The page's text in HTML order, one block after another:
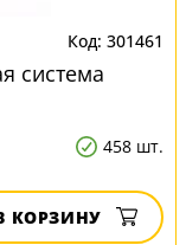
301461
система
458 шт.
КОРЗИНУ